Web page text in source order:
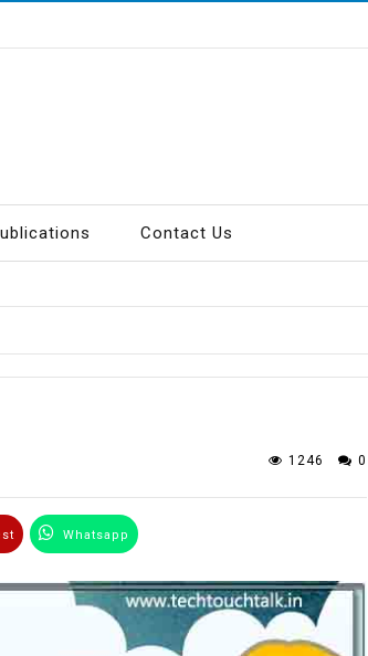
Contact Us
1246 0
Whatsapp